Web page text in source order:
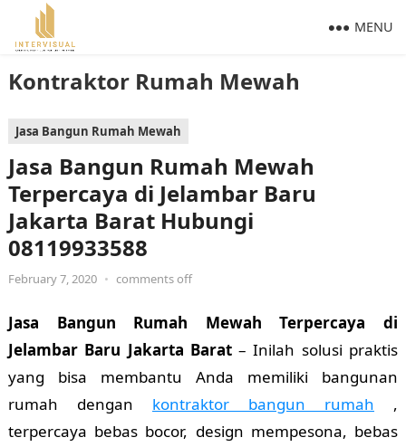
Kontraktor Rumah Mewah
MENU
Jasa Bangun Rumah Mewah
Jasa Bangun Rumah Mewah
Terpercaya di Jelambar Baru
Jakarta Barat Hubungi
08119933588
February 7, 2020 • comments off
Jasa Bangun Rumah Mewah Terpercaya di
Jelambar Baru Jakarta Barat– Inilah solusi praktis
yang bisa membantu Anda memiliki bangunan
rumah dengan kontraktor bangun rumah ,
terpercaya bebas bocor, design mempesona, bebas